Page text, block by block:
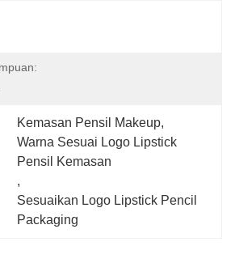
Kemasan Pensil Makeup,
Warna Sesuai Logo Lipstick
Pensil Kemasan
,
Sesuaikan Logo Lipstick Pencil
Packaging